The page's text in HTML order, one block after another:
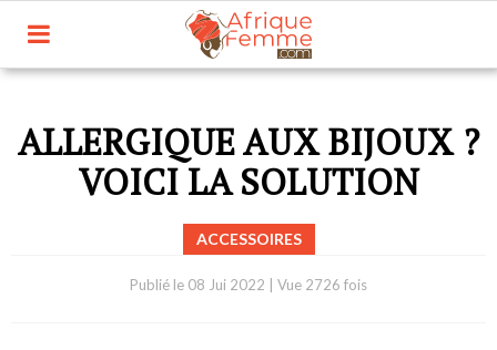
ALLERGIQUE AUX BIJOUX ?
VOICI LA SOLUTION
ACCESSOIRES
Publié le 08 Jui 2022 Vue 2726 fois